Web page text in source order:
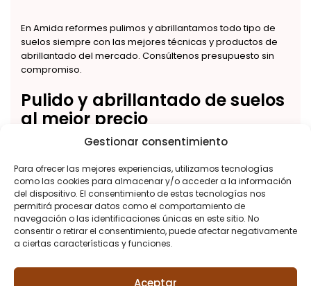
Gestionar consentimiento
Para ofrecer las mejores experiencias, utilizamos tecnologías
como las cookies para almacenar y/o acceder a la información
del dispositivo. El consentimiento de estas tecnologías nos
permitirá procesar datos como el comportamiento de
navegación o las identificaciones únicas en este sitio. No
consentir o retirar el consentimiento, puede afectar negativamente
a ciertas características y funciones.
Aceptar
En Amida reformes pulimos y abrillantamos todo tipo de
suelos siempre con las mejores técnicas y productos de
abrillantado del mercado. Consúltenos presupuesto sin
compromiso.
Pulido y abrillantado de suelos
al mejor precio
Por muy poco dinero cambiará el aspecto del suelo de su
pulido y abrillantado de suelos es una de nuestras
especialidades desde hace más de 10 años. Somos
empresa certificada por elGremi de cuines, banys i
reformes de Catalunya.
¿Necesita más información?